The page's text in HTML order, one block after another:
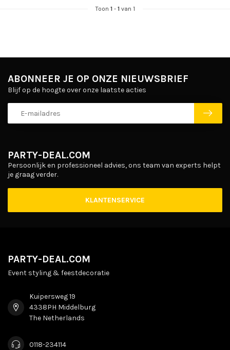
Toon 1- 1van 1
PARTY-DEAL.COM
Persoonlijk en professioneel advies, ons team van experts helpt
je graag verder.
KLANTENSERVICE
ABONNEER JE OP ONZE NIEUWSBRIEF
Blijf op de hoogte over onze laatste acties
PARTY-DEAL.COM
Event styling & feestdecoratie
Kuipersweg 19
4338PH Middelburg
The Netherlands
0118-234114